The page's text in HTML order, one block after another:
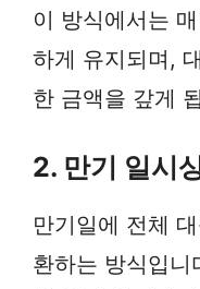
이 방식에서는
하게 유지되며,
한 금액을 갚게
2. 만기 일시
만기일에 전체
환하는 방식입